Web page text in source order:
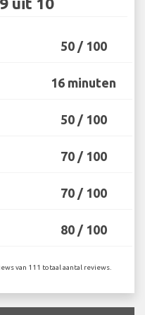
50 / 100
16 minuten
50 / 100
70 / 100
70 / 100
80 / 100
van 111 totaal aantal reviews.